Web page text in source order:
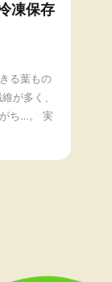
凍保存
る葉もの
が多く、
ち…。 実